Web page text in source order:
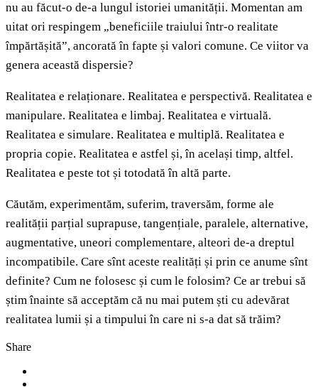
nu au făcut-o de-a lungul istoriei umanității. Momentan am
uitat ori respingem „beneficiile traiului într-o realitate
împărtășită”, ancorată în fapte și valori comune. Ce viitor va
genera această dispersie?
Realitatea e relaționare. Realitatea e perspectivă. Realitatea e
manipulare. Realitatea e limbaj. Realitatea e virtuală.
Realitatea e simulare. Realitatea e multiplă. Realitatea e
propria copie. Realitatea e astfel și, în același timp, altfel.
Realitatea e peste tot și totodată în altă parte.
Căutăm, experimentăm, suferim, traversăm, forme ale
realității parțial suprapuse, tangențiale, paralele, alternative,
augmentative, uneori complementare, alteori de-a dreptul
incompatibile. Care sînt aceste realități și prin ce anume sînt
definite? Cum ne folosesc și cum le folosim? Ce ar trebui să
știm înainte să acceptăm că nu mai putem ști cu adevărat
realitatea lumii și a timpului în care ni s-a dat să trăim?
Share